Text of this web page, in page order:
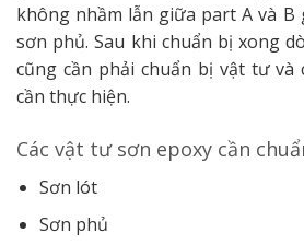
không nhầm lẫn giữa part A và B
sơn phủ. Sau khi chuẩn bị xong
cũng cần phải chuẩn bị vật tư và
cần thực hiện.
Các vật tư sơn epoxy cần
Sơn lót
Sơn phủ